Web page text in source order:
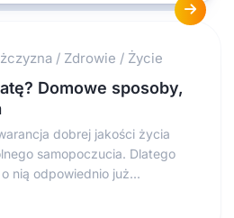
/ Zdrowie / Życie
Domowe sposoby,
dobrej jakości życia
samopoczucia. Dlatego
nią odpowiednio już...